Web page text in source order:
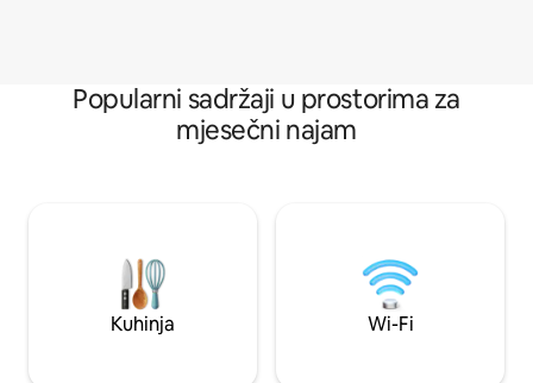
Popularni sadržaji u prostorima za
mjesečni najam
Kuhinja Wi-Fi